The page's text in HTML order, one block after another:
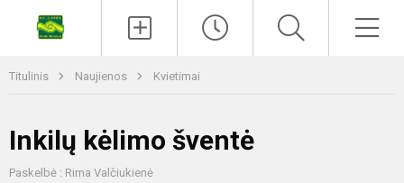
Titulinis Naujienos Kvietimai
Inkilų kėlimo šventė
Paskelbė : Rima Valčiukienė